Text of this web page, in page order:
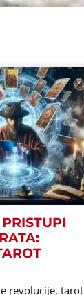
revolucije, tarot